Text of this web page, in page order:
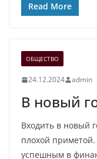
Read More
ОБЩЕСТВО
24.12.2024 admin
В новый
Входить в новый
плохой
успешным в